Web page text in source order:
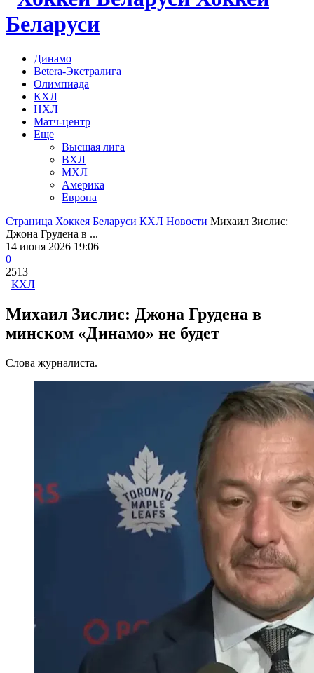
Беларуси
Динамо
Betera-Экстралига
Олимпиада
КХЛ
НХЛ
Матч-центр
Еще
Высшая лига
ВХЛ
МХЛ
Америка
Европа
Страница Хоккея Беларуси КХЛ Новости Михаил Зислис:
Джона Грудена в ...
14 июня 2026 19:06
0
2513
КХЛ
Михаил Зислис: Джона Грудена в
минском «Динамо» не будет
Слова журналиста.